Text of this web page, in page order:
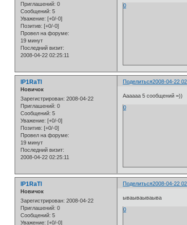
Приглашений: 0
Сообщений: 5
Уважение: [+0/-0]
Позитив: [+0/-0]
Провел на форуме:
19 минут
Последний визит:
2008-04-22 02:25:11
0
Поделиться2008-04-22
lP1RaTl
Новичок
Зарегистрирован: 2008-04-22
Приглашений: 0
Сообщений: 5
Уважение: [+0/-0]
Позитив: [+0/-0]
Провел на форуме:
19 минут
Последний визит:
2008-04-22 02:25:11
Аааааа 5 сообщений =))
0
Поделиться2008-04-22
lP1RaTl
Новичок
Зарегистрирован: 2008-04-22
Приглашений: 0
Сообщений: 5
Уважение: [+0/-0]
ываываываыва
0